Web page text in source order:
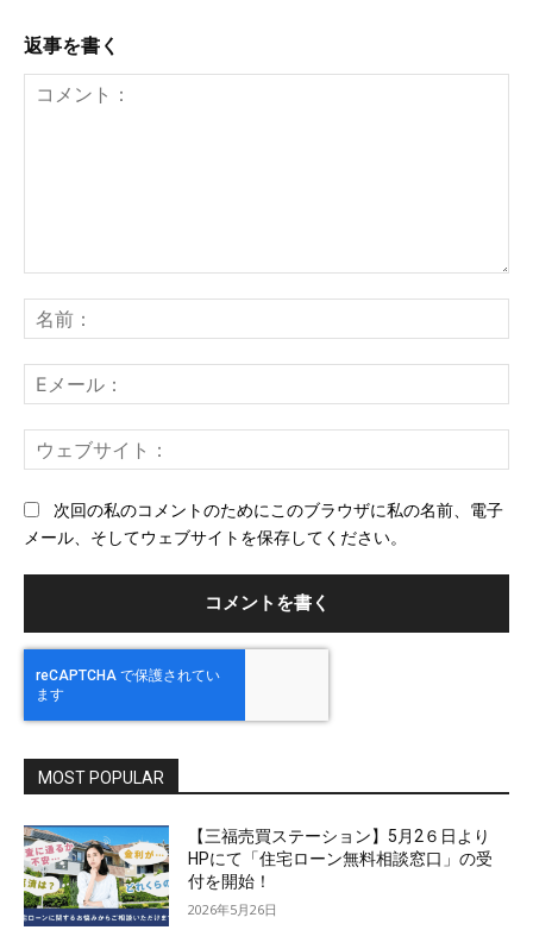
返事を書く
ン
ト：
前
メ
ー
ェ
次回の私のコメントのためにこのブラウザに私の名前、電子
メール、そしてウェブサイトを保存してください。
MOST POPULAR
【三福売買ステーション】5月2６日より
HPにて「住宅ローン無料相談窓口」の受
付を開始！
2026年5月26日